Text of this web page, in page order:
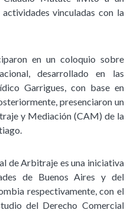
vinculadas con la
en un coloquio sobre
desarrollado en las
Garrigues, con base en
presenciaron un
y Mediación (CAM) de la
de Arbitraje es una iniciativa
de Buenos Aires y del
respectivamente, con el
del Derecho Comercial